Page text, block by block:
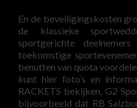
En de beveiligingskosten
de klassieke
sportgerichte
toekomstige
benutten van quota
kunt hier foto’s en
RACKETS bekijken, G2
bijvoorbeeld dat RB